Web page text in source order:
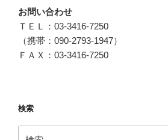
お問い合わせ
ＴＥＬ：03-3416-7250
（携帯：090-2793-1947）
ＦＡＸ：03-3416-7250
検索